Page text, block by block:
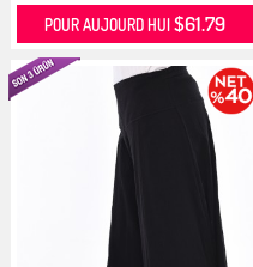
POUR AUJOURD HUI$61.79